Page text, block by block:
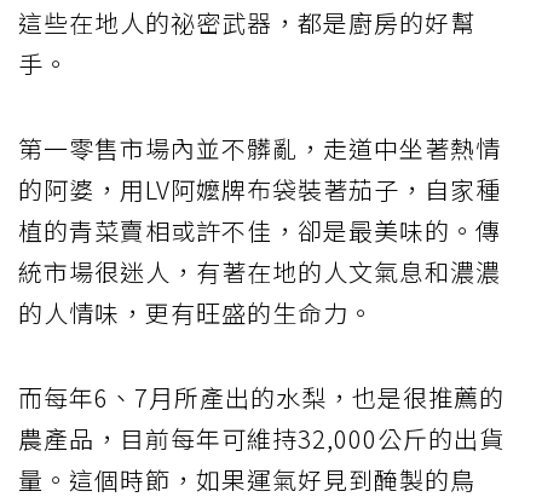
這些在地人的祕密武器，都是廚房的好幫
手。
第一零售市場內並不髒亂，走道中坐著熱情
的阿婆，用LV阿嬤牌布袋裝著茄子，自家種
植的青菜賣相或許不佳，卻是最美味的。傳
統市場很迷人，有著在地的人文氣息和濃濃
的人情味，更有旺盛的生命力。
而每年6、7月所產出的水梨，也是很推薦的
農產品，目前每年可維持32,000公斤的出貨
量。這個時節，如果運氣好見到醃製的鳥